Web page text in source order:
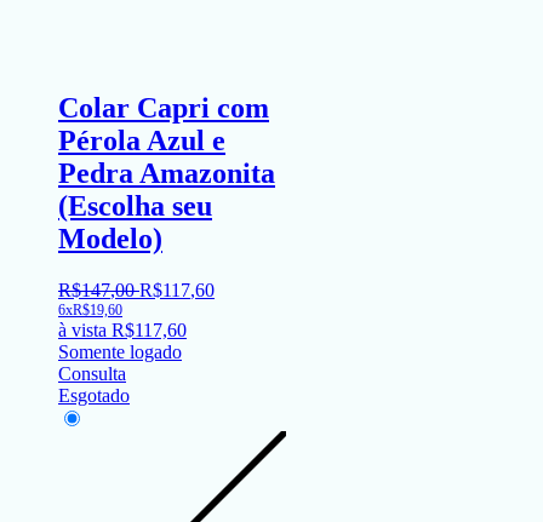
Colar Capri com
Pérola Azul e
Pedra Amazonita
(Escolha seu
Modelo)
R$147,00 R$117,60
6xR$19,60
à vista R$117,60
Somente logado
Consulta
Esgotado